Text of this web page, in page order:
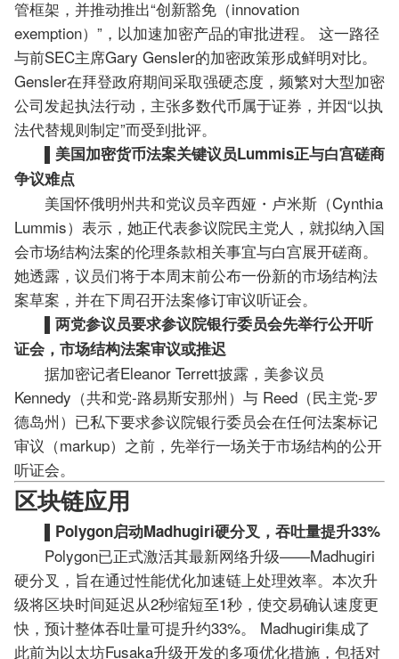
管框架，并推动推出“创新豁免（innovation
exemption）”，以加速加密产品的审批进程。 这一路径
与前SEC主席Gary Gensler的加密政策形成鲜明对比。
Gensler在拜登政府期间采取强硬态度，频繁对大型加密
公司发起执法行动，主张多数代币属于证券，并因“以执
法代替规则制定”而受到批评。
▌美国加密货币法案关键议员Lummis正与白宫磋商
争议难点
美国怀俄明州共和党议员辛西娅・卢米斯（Cynthia
Lummis）表示，她正代表参议院民主党人，就拟纳入国
会市场结构法案的伦理条款相关事宜与白宫展开磋商。
她透露，议员们将于本周末前公布一份新的市场结构法
案草案，并在下周召开法案修订审议听证会。
▌两党参议员要求参议院银行委员会先举行公开听
证会，市场结构法案审议或推迟
据加密记者Eleanor Terrett披露，美参议员
Kennedy（共和党-路易斯安那州）与 Reed（民主党-罗
德岛州）已私下要求参议院银行委员会在任何法案标记
审议（markup）之前，先举行一场关于市场结构的公开
听证会。
区块链应用
▌Polygon启动Madhugiri硬分叉，吞吐量提升33%
Polygon已正式激活其最新网络升级——Madhugiri
硬分叉，旨在通过性能优化加速链上处理效率。本次升
级将区块时间延迟从2秒缩短至1秒，使交易确认速度更
快，预计整体吞吐量可提升约33%。 Madhugiri集成了
此前为以太坊Fusaka升级开发的多项优化措施，包括对